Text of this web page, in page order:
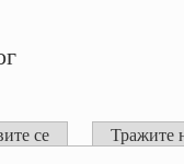
се Тражите